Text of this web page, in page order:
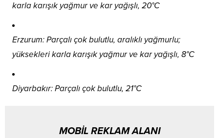
karla karışık yağmur ve kar yağışlı, 20°C
Erzurum: Parçalı çok bulutlu, aralıklı yağmurlu;
yüksekleri karla karışık yağmur ve kar yağışlı, 8°C
Diyarbakır: Parçalı çok bulutlu, 21°C
MOBİL REKLAM ALANI